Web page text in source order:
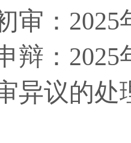
审： 2025
辩： 2025
异议的处